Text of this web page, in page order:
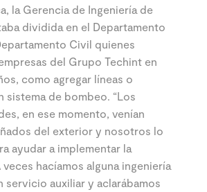
la Gerencia de Ingeniería de
dividida en el Departamento
Civil quienes
del Grupo Techint en
como agregar líneas o
sistema de bombeo. “Los
en ese momento, venían
del exterior y nosotros lo
ayudar a implementar la
hacíamos alguna ingeniería
servicio auxiliar y aclarábamos